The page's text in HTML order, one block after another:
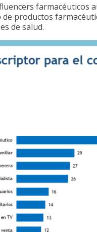
farmacéuticos
productos
de salud.